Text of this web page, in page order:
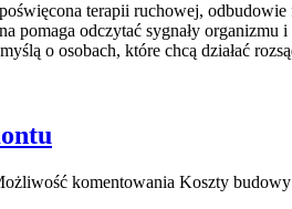
terapii ruchowej,
pomaga odczytać sygnały
o osobach, które chcą działać
komentowania Koszty